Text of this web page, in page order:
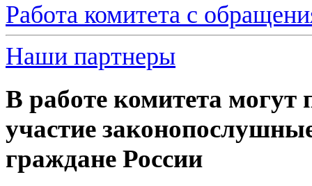
Работа комитета с
Наши партнеры
В работе комитета могут
участие
граждане России